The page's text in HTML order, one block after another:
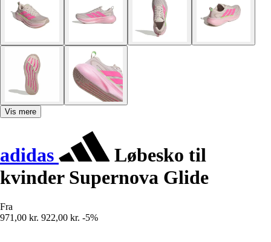
Vis mere
adidas
Løbesko til
kvinder Supernova Glide
Fra
971,00 kr. 922,00 kr. -5%